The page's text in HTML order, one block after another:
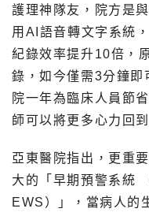
護理神隊友，院方是
用AI語音轉文字系統
紀錄效率提升10倍，
錄，如今僅需3分鐘即
院一年為臨床人員節
師可以將更多心力回
亞東醫院指出，更重
大的「早期預警系統
EWS）」，當病人的